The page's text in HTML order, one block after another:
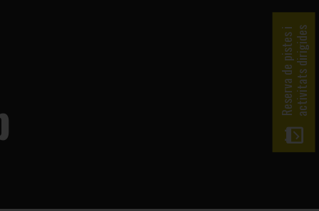
Reserva de pistes iactivitats dirigides